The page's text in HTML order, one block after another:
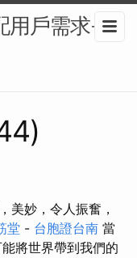
用戶需求-
美妙，令人振奮，
堂 - 台胞證台南 當
將世界帶到我們的